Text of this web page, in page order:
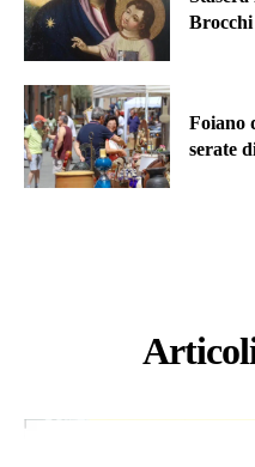
Foiano
serate